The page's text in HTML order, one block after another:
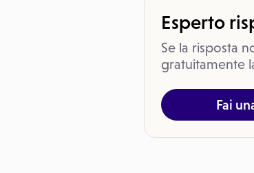
Esperto
Se la risposta
gratuitamente
Fai